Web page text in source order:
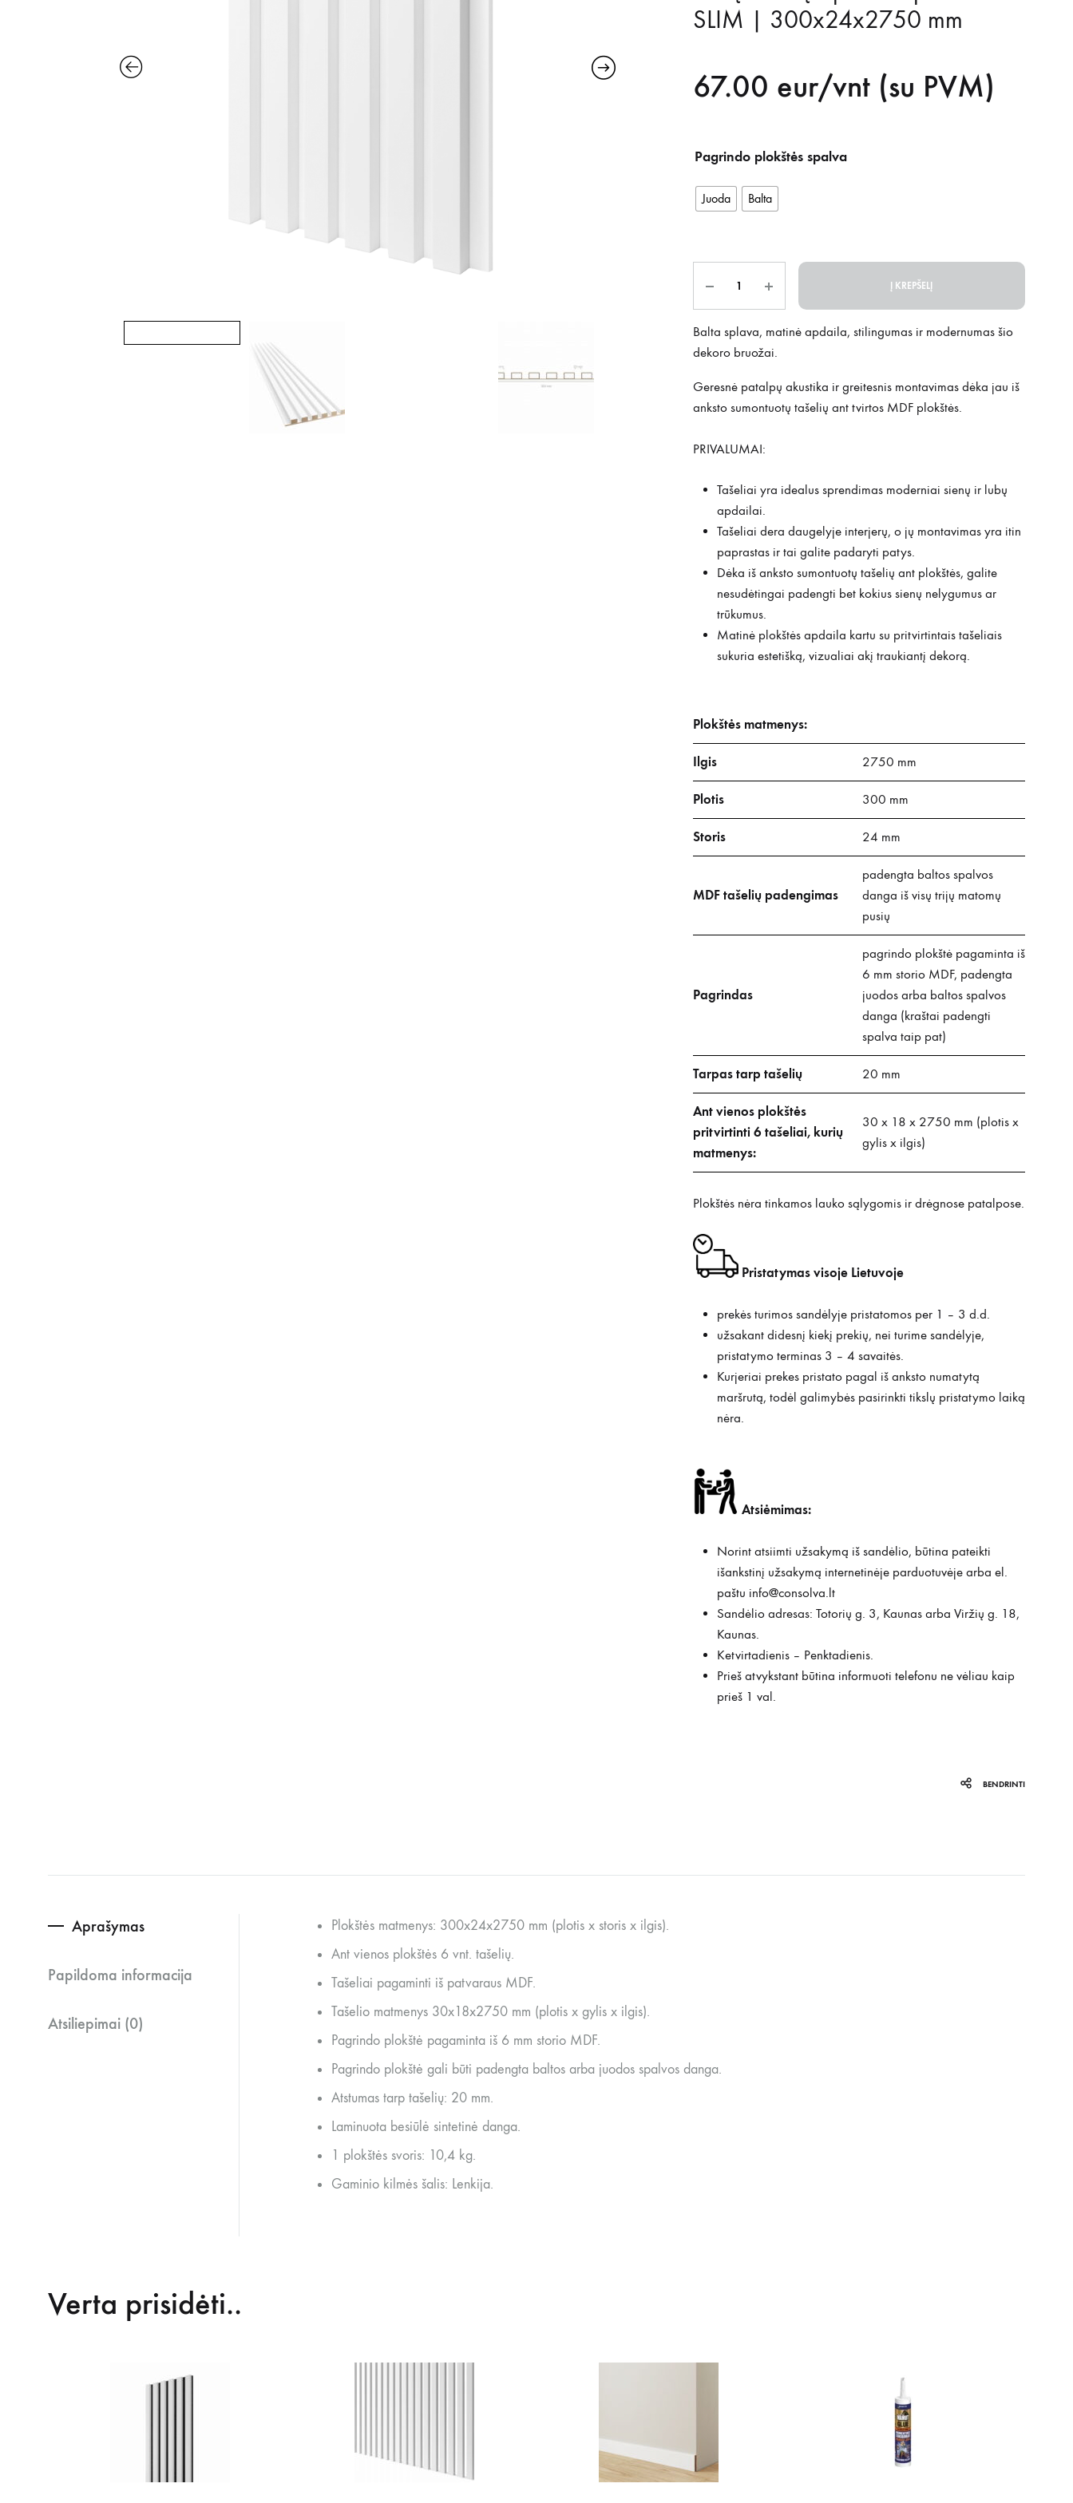
SLIM | 300x24x2750 mm
67.00 eur/vnt (su PVM)
Pagrindo plokštės spalva
Juoda Balta
Į KREPŠELĮ
Balta splava, matinė apdaila, stilingumas ir modernumas šio
dekoro bruožai.
Geresnė patalpų akustika ir greitesnis montavimas dėka jau iš
anksto sumontuotų tašelių ant tvirtos MDF plokštės.
PRIVALUMAI:
Tašeliai yra idealus sprendimas moderniai sienų ir lubų
apdailai.
Tašeliai dera daugelyje interjerų, o jų montavimas yra itin
paprastas ir tai galite padaryti patys.
Dėka iš anksto sumontuotų tašelių ant plokštės, galite
nesudėtingai padengti bet kokius sienų nelygumus ar
trūkumus.
Matinė plokštės apdaila kartu su pritvirtintais tašeliais
sukuria estetišką, vizualiai akį traukiantį dekorą.
Plokštės matmenys:
Ilgis 2750 mm
Plotis 300 mm
Storis 24 mm
MDF tašelių padengimas
padengta baltos spalvos
danga iš visų trijų matomų
pusių
Pagrindas
pagrindo plokštė pagaminta iš
6 mm storio MDF, padengta
juodos arba baltos spalvos
danga (kraštai padengti
spalva taip pat)
Tarpas tarp tašelių 20 mm
Ant vienos plokštės
pritvirtinti 6 tašeliai, kurių
matmenys:
30 x 18 x 2750 mm (plotis x
gylis x ilgis)
Plokštės nėra tinkamos lauko sąlygomis ir drėgnose patalpose.
Pristatymas visoje Lietuvoje
prekės turimos sandėlyje pristatomos per 1 – 3 d.d.
užsakant didesnį kiekį prekių, nei turime sandėlyje,
pristatymo terminas 3 – 4 savaitės.
Kurjeriai prekes pristato pagal iš anksto numatytą
maršrutą, todėl galimybės pasirinkti tikslų pristatymo laiką
nėra.
Atsiėmimas:
Norint atsiimti užsakymą iš sandėlio, būtina pateikti
išankstinį užsakymą internetinėje parduotuvėje arba el.
paštu info@consolva.lt
Sandėlio adresas: Totorių g. 3, Kaunas arba Viržių g. 18,
Kaunas.
Ketvirtadienis – Penktadienis.
Prieš atvykstant būtina informuoti telefonu ne vėliau kaip
prieš 1 val.
BENDRINTI
Aprašymas
Papildoma informacija
Atsiliepimai (0)
Plokštės matmenys: 300x24x2750 mm (plotis x storis x ilgis).
Ant vienos plokštės 6 vnt. tašelių.
Tašeliai pagaminti iš patvaraus MDF.
Tašelio matmenys 30x18x2750 mm (plotis x gylis x ilgis).
Pagrindo plokštė pagaminta iš 6 mm storio MDF.
Pagrindo plokštė gali būti padengta baltos arba juodos spalvos danga.
Atstumas tarp tašelių: 20 mm.
Laminuota besiūlė sintetinė danga.
1 plokštės svoris: 10,4 kg.
Gaminio kilmės šalis: Lenkija.
Verta prisidėti..